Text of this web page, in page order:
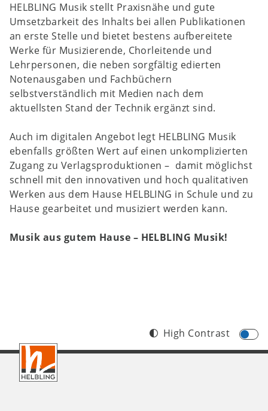
HELBLING Musik stellt Praxisnähe und gute
Umsetzbarkeit des Inhalts bei allen Publikationen
an erste Stelle und bietet bestens aufbereitete
Werke für Musizierende, Chorleitende und
Lehrpersonen, die neben sorgfältig edierten
Notenausgaben und Fachbüchern
selbstverständlich mit Medien nach dem
aktuellsten Stand der Technik ergänzt sind.
Auch im digitalen Angebot legt HELBLING Musik
ebenfalls größten Wert auf einen unkomplizierten
Zugang zu Verlagsproduktionen – damit möglichst
schnell mit den innovativen und hoch qualitativen
Werken aus dem Hause HELBLING in Schule und zu
Hause gearbeitet und musiziert werden kann.
Musik aus gutem Hause – HELBLING Musik!
Footer
AT
High Contrast